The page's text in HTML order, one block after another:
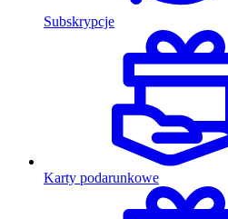
Subskrypcje
Karty podarunkowe